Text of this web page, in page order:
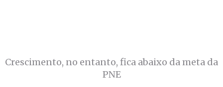
Crescimento, no entanto, fica abaixo da meta da
PNE